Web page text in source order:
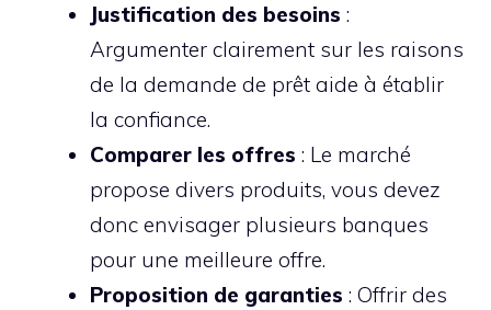
Justification des besoins :
Argumenter clairement sur les raisons
de la demande de prêt aide à établir
la confiance.
Comparer les offres : Le marché
propose divers produits, vous devez
donc envisager plusieurs banques
pour une meilleure offre.
Proposition de garanties : Offrir des